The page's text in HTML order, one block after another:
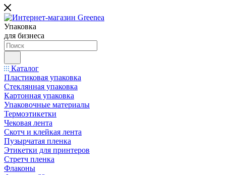
Упаковка
для бизнеса
Каталог
Пластиковая упаковка
Стеклянная упаковка
Картонная упаковка
Упаковочные материалы
Термоэтикетки
Чековая лента
Скотч и клейкая лента
Пузырчатая пленка
Этикетки для принтеров
Стретч пленка
Флаконы